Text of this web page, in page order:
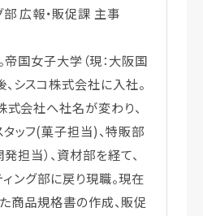
部 広報・販促課 主事
国女子大学（現：大阪国
シスコ株式会社に入社。
式会社へ社名が変わり、
ッフ(菓子担当)、特販部
担当）、資材部を経て、
ング部に戻り現職。現在
商品規格書の作成、販促